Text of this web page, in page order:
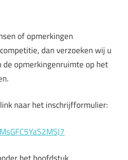
of opmerkingen
dan verzoeken wij u
de opmerkingenruimte op het
naar het inschrijfformulier: